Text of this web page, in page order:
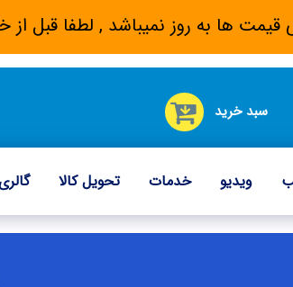
قیمت ها به روز نمیباشد , لطفا قبل
سبد خرید
ویدیو خدمات تحویل کالا